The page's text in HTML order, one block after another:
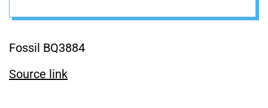
Fossil BQ3884
Source link